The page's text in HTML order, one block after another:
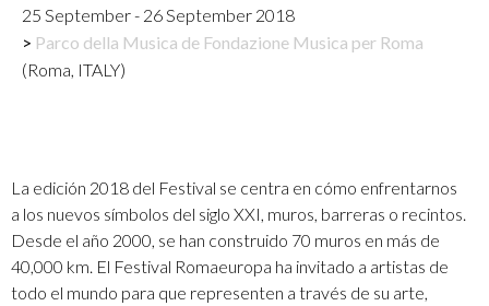
25 September - 26 September 2018
Parco della Musica de Fondazione Musica per Roma
(Roma, ITALY)
La edición 2018 del Festival se centra en cómo enfrentarnos
a los nuevos símbolos del siglo XXI, muros, barreras o recintos.
Desde el año 2000, se han construido 70 muros en más de
40,000 km. El Festival Romaeuropa ha invitado a artistas de
todo el mundo para que representen a través de su arte,